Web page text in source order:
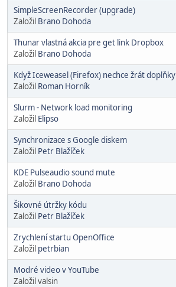
SimpleScreenRecorder (upgrade)
Založil Brano Dohoda
Thunar vlastná akcia pre get link Dropbox
Založil Brano Dohoda
Když Iceweasel (Firefox) nechce žrát doplňky
Založil Roman Horník
Slurm - Network load monitoring
Založil Elipso
Synchronizace s Google diskem
Založil Petr Blažíček
KDE Pulseaudio sound mute
Založil Brano Dohoda
Šikovné útržky kódu
Založil Petr Blažíček
Zrychlení startu OpenOffice
Založil petrbian
Modré video v YouTube
Založil valsin